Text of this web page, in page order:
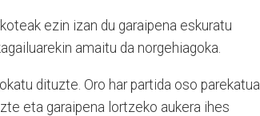
ezin izan du garaipena eskuratu
amaitu da norgehiagoka.
dituzte. Oro har partida oso parekatua
eta garaipena lortzeko aukera ihes